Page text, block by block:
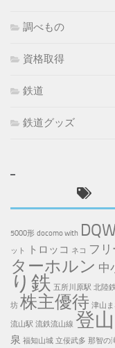
調べもの
資格取得
鉄道
鉄道グッズ
5000形 docomo with
ット
トロッコ ネコ フ
ターホルン 中
り鉄 五所川原駅 北陸
坊 株主優待 津山
流山駅 流鉄流山線 登山
泉 福知山城 立佞武多 那智の